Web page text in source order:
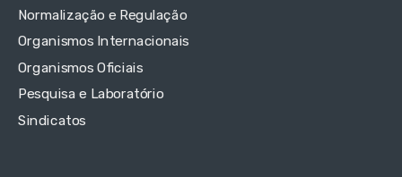
Normalização e Regulação
Organismos Internacionais
Organismos Oficiais
Pesquisa e Laboratório
Sindicatos